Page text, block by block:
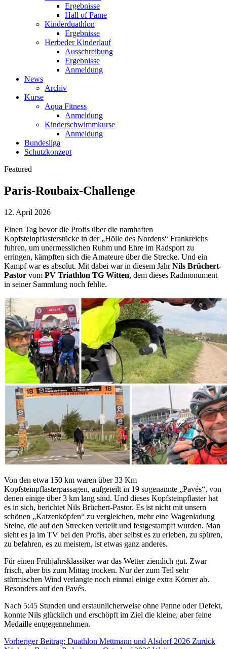
Ergebnisse
Hall of Fame
Kinderduathlon
Ergebnisse
Herbeder Kinderlauf
Ausschreibung
Ergebnisse
Anmeldung
News
Archiv
Kurse
Aqua Fitness
Anmeldung
Kinderschwimmkurse
Anmeldung
Bundesliga
Schutzkonzept
Featured
Paris-Roubaix-Challenge
12. April 2026
Einen Tag bevor die Profis über die namhaften
Kopfsteinpflasterstücke in der „Hölle des Nordens“ Frankreichs
fuhren, um unermesslichen Ruhm und Ehre im Radsport zu
erringen, kämpften sich die Amateure über die Strecke. Und ein
Kampf war es absolut. Mit dabei war in diesem JahrNils Brüchert-
Pastor vom PV Triathlon TG Witten, dem dieses Radmonument
in seiner Sammlung noch fehlte.
Von den etwa 150 km waren über 33 Km
Kopfsteinpflasterpassagen, aufgeteilt in 19 sogenannte „Pavés“, von
denen einige über 3 km lang sind. Und dieses Kopfsteinpflaster hat
es in sich, berichtet Nils Brüchert-Pastor. Es ist nicht mit unsern
schönen „Katzenköpfen“ zu vergleichen, mehr eine Wagenladung
Steine, die auf den Strecken verteilt und festgestampft wurden. Man
sieht es ja im TV bei den Profis, aber selbst es zu erleben, zu spüren,
zu befahren, es zu meistern, ist etwas ganz anderes.
Für einen Frühjahrsklassiker war das Wetter ziemlich gut. Zwar
frisch, aber bis zum Mittag trocken. Nur der zum Teil sehr
stürmischen Wind verlangte noch einmal einige extra Körner ab.
Besonders auf den Pavés.
Nach 5:45 Stunden und erstaunlicherweise ohne Panne oder Defekt,
konnte Nils glücklich und erschöpft im Ziel die kleine, aber feine
Medaille entgegennehmen.
Vorheriger Beitrag: Duathlon Mettmann und Alsdorf 2026 Zurück